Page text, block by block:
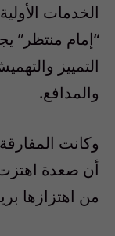
الخدمات
“إمام منتظر”
التمييز
والمدافع.
وكانت
أن صعدة اهتزت
من اهتزازها